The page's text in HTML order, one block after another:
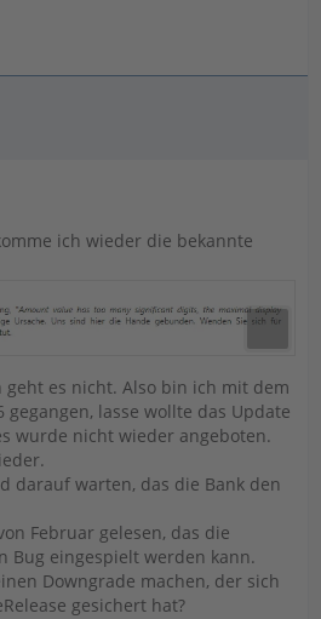
ich wieder die bekannte
es nicht. Also bin ich mit dem
gegangen, lasse wollte das Update
wurde nicht wieder angeboten.
darauf warten, das die Bank den
Februar gelesen, das die
Bug eingespielt werden kann.
Downgrade machen, der sich
gesichert hat?